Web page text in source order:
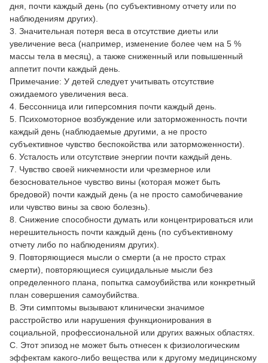
дня, почти каждый день (по субъективному отчету или по
наблюдениям других).
3. Значительная потеря веса в отсутствие диеты или
увеличение веса (например, изменение более чем на 5 %
массы тела в месяц), а также сниженный или повышенный
аппетит почти каждый день.
Примечание: У детей следует учитывать отсутствие
ожидаемого увеличения веса.
4. Бессонница или гиперсомния почти каждый день.
5. Психомоторное возбуждение или заторможенность почти
каждый день (наблюдаемые другими, а не просто
субъективное чувство беспокойства или заторможенности).
6. Усталость или отсутствие энергии почти каждый день.
7. Чувство своей никчемности или чрезмерное или
безосновательное чувство вины (которая может быть
бредовой) почти каждый день (а не просто самобичевание
или чувство вины за свою болезнь).
8. Снижение способности думать или концентрироваться или
нерешительность почти каждый день (по субъективному
отчету либо по наблюдениям других).
9. Повторяющиеся мысли о смерти (а не просто страх
смерти), повторяющиеся суицидальные мысли без
определенного плана, попытка самоубийства или конкретный
план совершения самоубийства.
B. Эти симптомы вызывают клинически значимое
расстройство или нарушения функционирования в
социальной, профессиональной или других важных областях.
С. Этот эпизод не может быть отнесен к физиологическим
эффектам какого-либо вещества или к другому медицинскому